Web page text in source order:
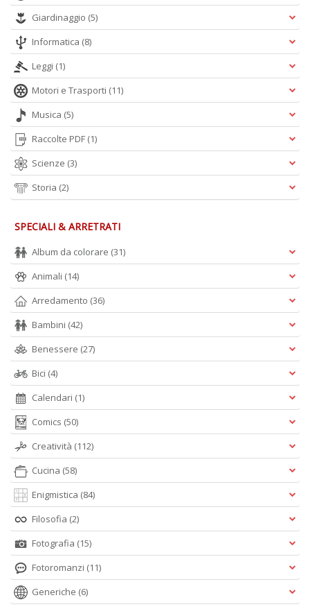
Giardinaggio (5)
Informatica (8)
Leggi (1)
Motori e Trasporti (11)
Musica (5)
Raccolte PDF (1)
Scienze (3)
Storia (2)
SPECIALI & ARRETRATI
Album da colorare (31)
Animali (14)
Arredamento (36)
Bambini (42)
Benessere (27)
Bici (4)
Calendari (1)
Comics (50)
Creatività (112)
Cucina (58)
Enigmistica (84)
Filosofia (2)
Fotografia (15)
Fotoromanzi (11)
Generiche (6)